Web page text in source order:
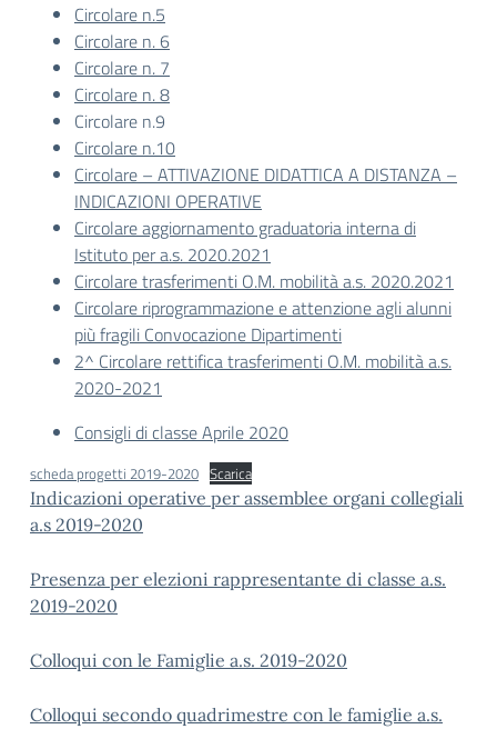
Circolare n.5
Circolare n. 6
Circolare n. 7
Circolare n. 8
Circolare n.9
Circolare n.10
Circolare – ATTIVAZIONE DIDATTICA A DISTANZA –
INDICAZIONI OPERATIVE
Circolare aggiornamento graduatoria interna di
Istituto per a.s. 2020.2021
Circolare trasferimenti O.M. mobilità a.s. 2020.2021
Circolare riprogrammazione e attenzione agli alunni
più fragili Convocazione Dipartimenti
2^ Circolare rettifica trasferimenti O.M. mobilità a.s.
2020-2021
Consigli di classe Aprile 2020
scheda progetti 2019-2020 Scarica
Indicazioni operative per assemblee organi collegiali
a.s 2019-2020
Presenza per elezioni rappresentante di classe a.s.
2019-2020
Colloqui con le Famiglie a.s. 2019-2020
Colloqui secondo quadrimestre con le famiglie a.s.